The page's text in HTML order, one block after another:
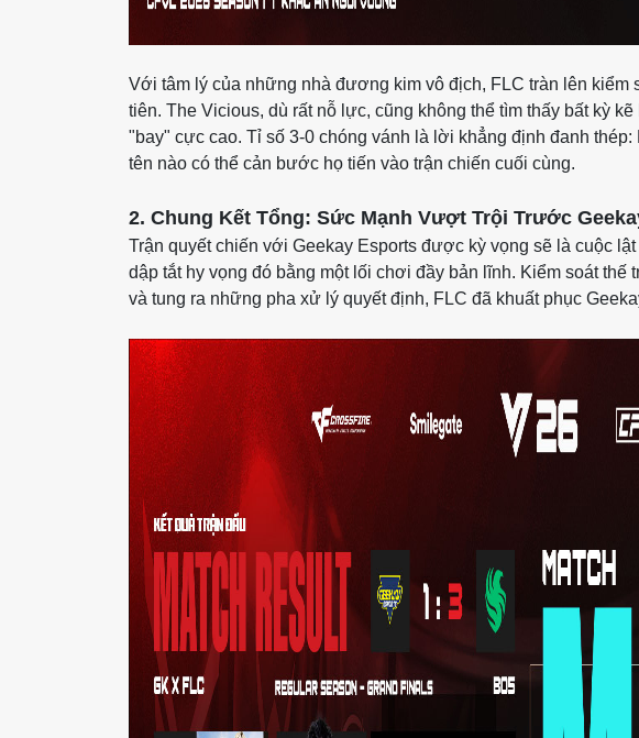
Với tâm lý của những nhà đương kim vô địch, FLC tràn lên kiểm
tiên. The Vicious, dù rất nỗ lực, cũng không thể tìm thấy bất kỳ
"bay" cực cao. Tỉ số 3-0 chóng vánh là lời khẳng định đanh
tên nào có thể cản bước họ tiến vào trận chiến cuối cùng.
2. Chung Kết Tổng: Sức Mạnh Vượt Trội Trước
Trận quyết chiến với Geekay Esports được kỳ vọng sẽ là cuộc
dập tắt hy vọng đó bằng một lối chơi đầy bản lĩnh. Kiểm soát thế
và tung ra những pha xử lý quyết định, FLC đã khuất phục